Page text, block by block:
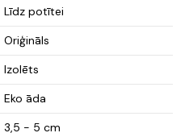
Līdz potītei
Oriģināls
Izolēts
Eko āda
3,5 - 5 cm